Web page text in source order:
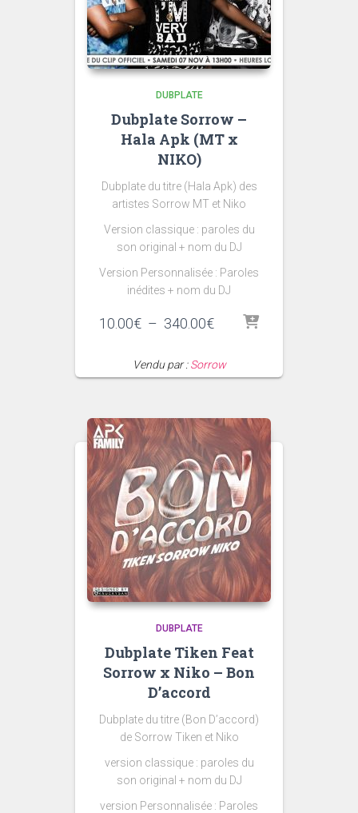
DUBPLATE
Dubplate Sorrow –
Hala Apk (MT x
NIKO)
Dubplate du titre (Hala Apk) des
artistes Sorrow MT et Niko
Version classique : paroles du
son original + nom du DJ
Version Personnalisée : Paroles
inédites + nom du DJ
10.00€ – 340.00€Plage
10.00€
Vendu par :Sorrow
DUBPLATE
Dubplate Tiken Feat
Sorrow x Niko – Bon
D’accord
Dubplate du titre (Bon D’accord)
de Sorrow Tiken et Niko
version classique : paroles du
son original + nom du DJ
version Personnalisée : Paroles